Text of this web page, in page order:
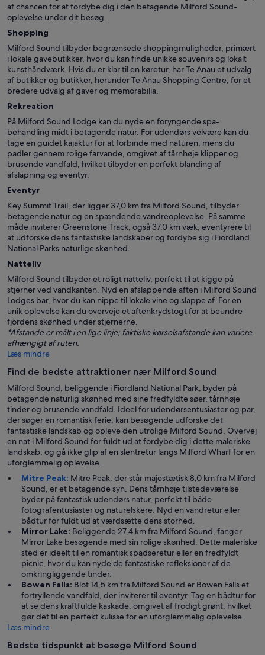
af chancen for at fordybe dig i den betagende Milford Sound-
oplevelse under dit besøg.
Shopping
Milford Sound tilbyder begrænsede shoppingmuligheder, primært
i lokale gavebutikker, hvor du kan finde unikke souvenirs og lokalt
kunsthåndværk. Hvis du er klar til en køretur, har Te Anau et udvalg
af butikker og butikker, herunder Te Anau Shopping Centre, for et
bredere udvalg af gaver og memorabilia.
Rekreation
På Milford Sound Lodge kan du nyde en foryngende spa-
behandling midt i betagende natur. For udendørs velvære kan du
tage en guidet kajaktur for at forbinde med naturen, mens du
padler gennem rolige farvande, omgivet af tårnhøje klipper og
brusende vandfald, hvilket tilbyder en perfekt blanding af
afslapning og eventyr.
Eventyr
Key Summit Trail, der ligger 37,0 km fra Milford Sound, tilbyder
betagende natur og en spændende vandreoplevelse. På samme
måde inviterer Greenstone Track, også 37,0 km væk, eventyrere til
at udforske dens fantastiske landskaber og fordybe sig i Fiordland
National Parks naturlige skønhed.
Natteliv
Milford Sound tilbyder et roligt natteliv, perfekt til at kigge på
stjerner ved vandkanten. Nyd en afslappende aften i Milford Sound
Lodges bar, hvor du kan nippe til lokale vine og slappe af. For en
unik oplevelse kan du overveje et aftenkrydstogt for at beundre
fjordens skønhed under stjernerne.
*Afstande er målt i en lige linje; faktiske kørselsafstande kan variere
afhængigt af ruten.
Læs mindre
Find de bedste attraktioner nær Milford Sound
Milford Sound, beliggende i Fiordland National Park, byder på
betagende naturlig skønhed med sine fredfyldte søer, tårnhøje
tinder og brusende vandfald. Ideel for udendørsentusiaster og par,
der søger en romantisk ferie, kan besøgende udforske det
fantastiske landskab og opleve den utrolige Milford Sound. Overvej
en nat i Milford Sound for fuldt ud at fordybe dig i dette maleriske
landskab, og gå ikke glip af en slentretur langs Milford Wharf for en
uforglemmelig oplevelse.
Mitre Peak: Mitre Peak, der står majestætisk 8,0 km fra Milford
Sound, er et betagende syn. Dens tårnhøje tilstedeværelse
byder på fantastisk udendørs natur, perfekt til både
fotografentusiaster og naturelskere. Nyd en vandretur eller
bådtur for fuldt ud at værdsætte dens storhed.
Mirror Lake: Beliggende 27,4 km fra Milford Sound, fanger
Mirror Lake besøgende med sin rolige skønhed. Dette maleriske
sted er ideelt til en romantisk spadseretur eller en fredfyldt
picnic, hvor du kan nyde de fantastiske refleksioner af de
omkringliggende tinder.
Bowen Falls: Blot 14,5 km fra Milford Sound er Bowen Falls et
fortryllende vandfald, der inviterer til eventyr. Tag en bådtur for
at se dens kraftfulde kaskade, omgivet af frodigt grønt, hvilket
gør det til en perfekt kulisse for en uforglemmelig oplevelse.
Læs mindre
Bedste tidspunkt at besøge Milford Sound